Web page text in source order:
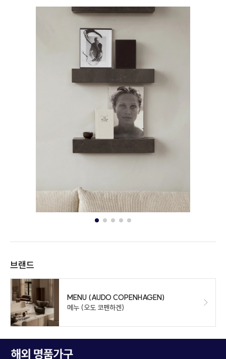
브랜드
MENU (AUDO COPENHAGEN)
메누 (오도 코펜하겐)